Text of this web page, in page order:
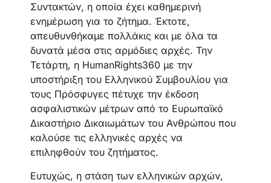
Συντακτών, η οποία έχει καθημερινή
ενημέρωση για το ζήτημα. Έκτοτε,
απευθυνθήκαμε πολλάκις και με όλα τα
δυνατά μέσα στις αρμόδιες αρχές. Την
Τετάρτη, η HumanRights360 με την
υποστήριξη του Ελληνικού Συμβουλίου για
τους Πρόσφυγες πέτυχε την έκδοση
ασφαλιστικών μέτρων από το Ευρωπαϊκό
Δικαστήριο Δικαιωμάτων του Ανθρώπου που
καλούσε τις ελληνικές αρχές να
επιληφθούν του ζητήματος.
Ευτυχώς, η στάση των ελληνικών αρχών,